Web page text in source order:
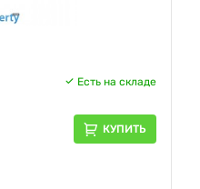
Есть на складе
КУПИТЬ